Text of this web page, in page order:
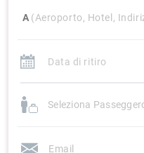
A (Aeroporto, Hotel,
Seleziona